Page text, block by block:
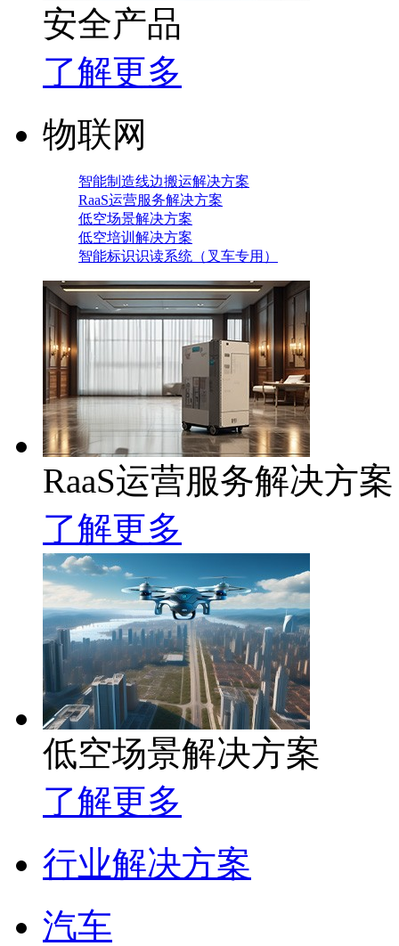
安全产品
了解更多
物联网
智能制造线边搬运解决方案
RaaS运营服务解决方案
低空场景解决方案
低空培训解决方案
智能标识识读系统（叉车专用）
RaaS运营服务解决方案
了解更多
低空场景解决方案
了解更多
行业解决方案
汽车